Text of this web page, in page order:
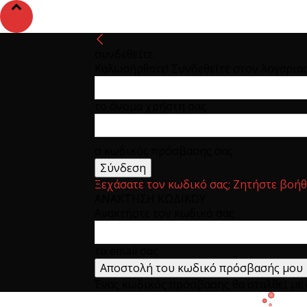
Ξεχάσατε τον κωδικό σας; Ζητήστε